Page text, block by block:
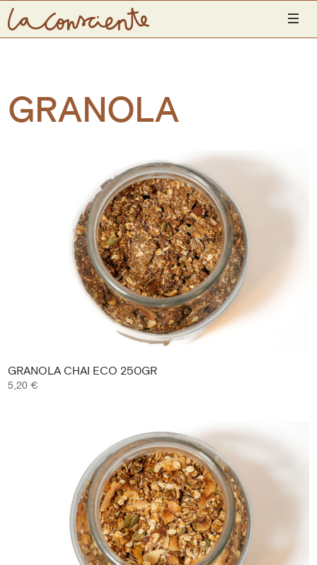
CONÓCENOS
LA CONSCIENTE YOGA SHALA
CONTACTO
GRANOLA
GRANOLA CHAI ECO 250GR
5,20€